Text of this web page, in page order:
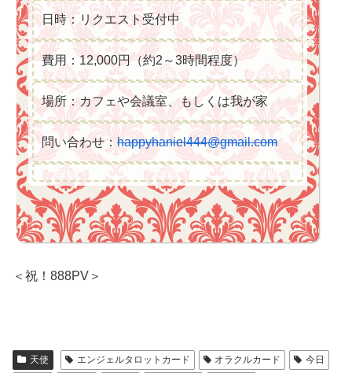
日時：リクエスト受付中
費用：12,000円（約2～3時間程度）
場所：カフェや会議室、もしくは我が家
問い合わせ： happyhaniel444@gmail.com
＜祝！888PV＞
天使 エンジェルタロットカード オラクルカード 今日